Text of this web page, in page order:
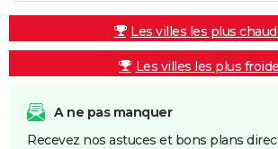
Les villes les plus
Les villes les plus
A ne pas manquer
Recevez nos astuces et bons plans